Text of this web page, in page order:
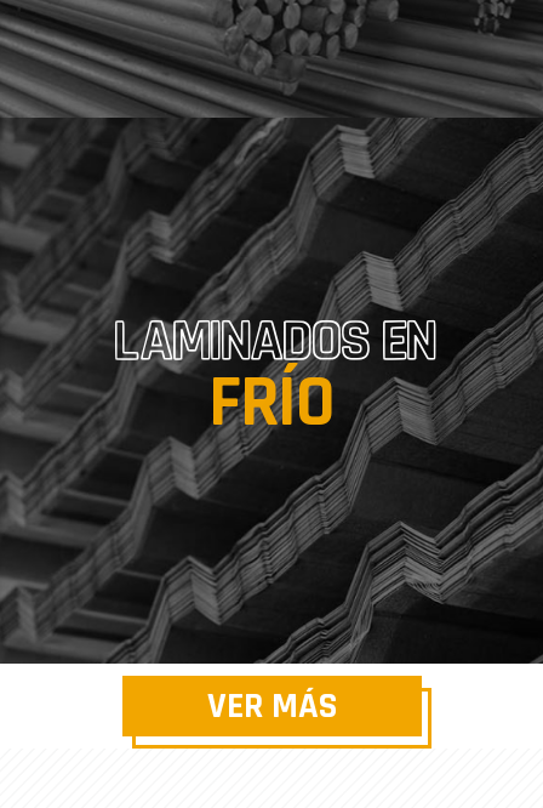
LAMINADOS EN
FRÍO
VER MÁS